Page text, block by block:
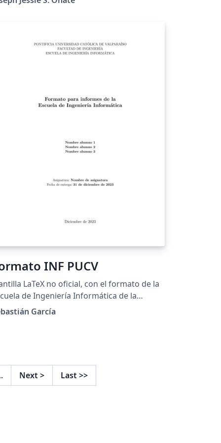
INF PUCV
LaTeX no oficial, con el formato de la
de Ingeniería Informática de la
Universidad Católica de Valparaíso.
García
Next > Last >>